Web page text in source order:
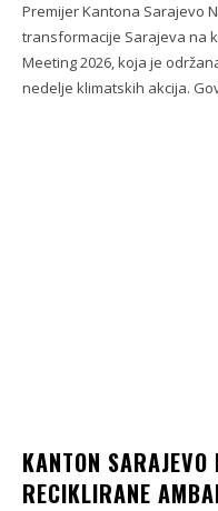
Premijer Kantona Sarajevo
transformacije Sarajeva na
Meeting 2026, koja je
nedelje klimatskih akcija.
KANTON
RECIKLIRANE